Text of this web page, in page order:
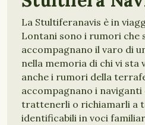
La Stultiferanavis è in
Lontani sono i rumori che
accompagnano il varo di
nella memoria di chi vi sta
anche i rumori della
accompagnano i naviganti
trattenerli o richiamarli a
identificabili in voci